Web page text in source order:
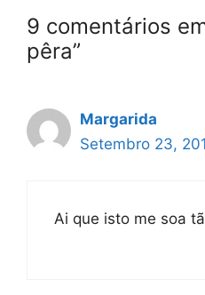
9 comentários
pêra”
Margarida
Setembro 23,
Ai que isto me soa